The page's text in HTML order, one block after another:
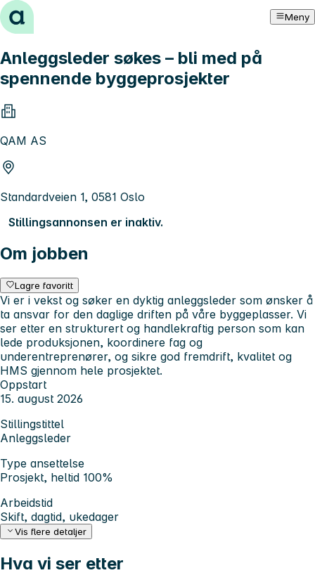
Hopp til innhold Meny
Anleggsleder søkes – bli med på
spennende byggeprosjekter
QAM AS
Standardveien 1, 0581 Oslo
Stillingsannonsen er inaktiv.
Om jobben
Lagre favoritt
Vi er i vekst og søker en dyktig anleggsleder som ønsker å
ta ansvar for den daglige driften på våre byggeplasser. Vi
ser etter en strukturert og handlekraftig person som kan
lede produksjonen, koordinere fag og
underentreprenører, og sikre god fremdrift, kvalitet og
HMS gjennom hele prosjektet.
Oppstart
15. august 2026
Stillingstittel
Anleggsleder
Type ansettelse
Prosjekt, heltid 100%
Arbeidstid
Skift, dagtid, ukedager
Vis flere detaljer
Hva vi ser etter